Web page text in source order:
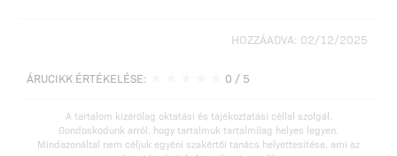
HOZZÁADVA: 02/12/2025
ÁRUCIKK ÉRTÉKELÉSE: 0 / 5
A tartalom kizárólag oktatási és tájékoztatási céllal szolgál.
Gondoskodunk arról, hogy tartalmuk tartalmilag helyes legyen.
Mindazonáltal nem céljuk egyéni szakértői tanács helyettesítése, ami az